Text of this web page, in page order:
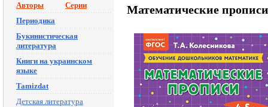
Авторы
Серии
Периодика
Букинистическая
литература
Книги на украинском
языке
Tamizdat
Детская литература
Математические